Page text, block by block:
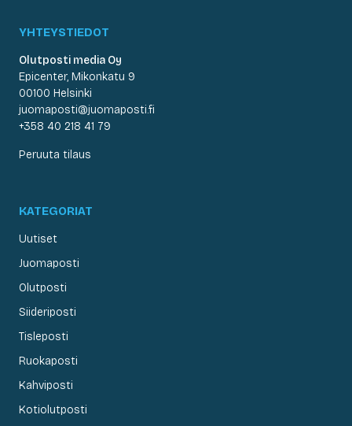
YHTEYSTIEDOT
Olutposti media Oy
Epicenter, Mikonkatu 9
00100 Helsinki
juomaposti@juomaposti.fi
+358 40 218 41 79
Peruuta tilaus
KATEGORIAT
Uutiset
Juomaposti
Olutposti
Siideriposti
Tisleposti
Ruokaposti
Kahviposti
Kotiolutposti